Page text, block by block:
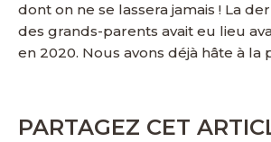
dont on ne se lassera jamais ! La
des grands-parents avait eu lieu
en 2020. Nous avons déjà hâte à la
PARTAGEZ CET